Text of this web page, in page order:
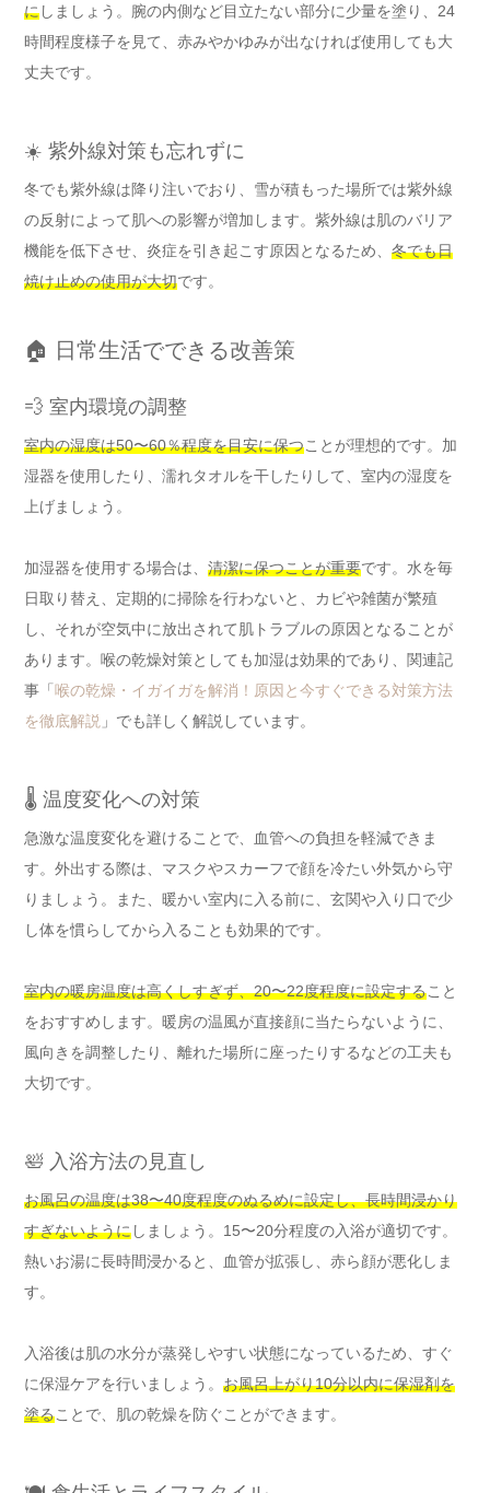
にしましょう。腕の内側など目立たない部分に少量を塗り、24
時間程度様子を見て、赤みやかゆみが出なければ使用しても大
丈夫です。
☀️ 紫外線対策も忘れずに
冬でも紫外線は降り注いでおり、雪が積もった場所では紫外線
の反射によって肌への影響が増加します。紫外線は肌のバリア
機能を低下させ、炎症を引き起こす原因となるため、 冬でも日
焼け止めの使用が大切です。
🏠 日常生活でできる改善策
💨 室内環境の調整
室内の湿度は50〜60％程度を目安に保つことが理想的です。加
湿器を使用したり、濡れタオルを干したりして、室内の湿度を
上げましょう。
加湿器を使用する場合は、 清潔に保つことが重要です。水を毎
日取り替え、定期的に掃除を行わないと、カビや雑菌が繁殖
し、それが空気中に放出されて肌トラブルの原因となることが
あります。喉の乾燥対策としても加湿は効果的であり、関連記
事「 喉の乾燥・イガイガを解消！原因と今すぐできる対策方法
を徹底解説 」でも詳しく解説しています。
🌡️ 温度変化への対策
急激な温度変化を避けることで、血管への負担を軽減できま
す。外出する際は、マスクやスカーフで顔を冷たい外気から守
りましょう。また、暖かい室内に入る前に、玄関や入り口で少
し体を慣らしてから入ることも効果的です。
室内の暖房温度は高くしすぎず、20〜22度程度に設定すること
をおすすめします。暖房の温風が直接顔に当たらないように、
風向きを調整したり、離れた場所に座ったりするなどの工夫も
大切です。
🛀 入浴方法の見直し
お風呂の温度は38〜40度程度のぬるめに設定し、長時間浸かり
すぎないようにしましょう。15〜20分程度の入浴が適切です。
熱いお湯に長時間浸かると、血管が拡張し、赤ら顔が悪化しま
す。
入浴後は肌の水分が蒸発しやすい状態になっているため、すぐ
に保湿ケアを行いましょう。 お風呂上がり10分以内に保湿剤を
塗ることで、肌の乾燥を防ぐことができます。